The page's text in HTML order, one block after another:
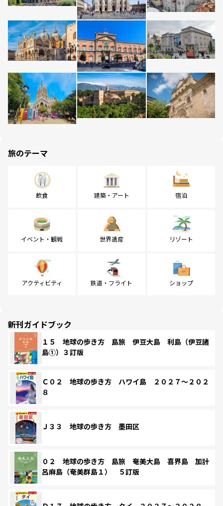
旅のテーマ
飲食 建築・アート 宿泊
イベント・観戦 世界遺産 リゾート
アクティビティ 鉄道・フライト ショップ
新刊ガイドブック
１５ 地球の歩き方 島旅 伊豆大島 利島（伊豆諸
島①）３訂版
Ｃ０２ 地球の歩き方 ハワイ島 ２０２７～２０２
８
Ｊ３３ 地球の歩き方 墨田区
０２ 地球の歩き方 島旅 奄美大島 喜界島 加計
呂麻島（奄美群島１） ５訂版